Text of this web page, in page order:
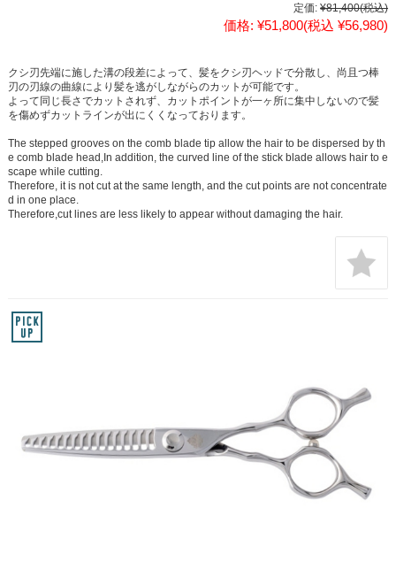
定価: ¥81,400(税込)
価格: ¥51,800(税込 ¥56,980)
クシ刃先端に施した溝の段差によって、髪をクシ刃ヘッドで分散し、尚且つ棒
刃の刃線の曲線により髪を逃がしながらのカットが可能です。
よって同じ長さでカットされず、カットポイントが一ヶ所に集中しないので髪
を傷めずカットラインが出にくくなっております。
The stepped grooves on the comb blade tip allow the hair to be dispersed by th
e comb blade head,In addition, the curved line of the stick blade allows hair to e
scape while cutting.
Therefore, it is not cut at the same length, and the cut points are not concentrate
d in one place.
Therefore,cut lines are less likely to appear without damaging the hair.